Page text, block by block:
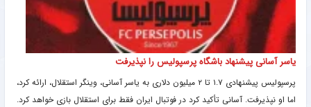
یاسر آسانی پیشنهاد باشگاه پرسپولیس را نپذیرفت
پرسپولیس پیشنهادی ۱.۷ تا ۲ میلیون دلاری به یاسر آسانی، وینگر استقلال، ارائه کرد،
اما او نپذیرفت. آسانی تأکید کرد در فوتبال ایران فقط برای استقلال بازی خواهد کرد.